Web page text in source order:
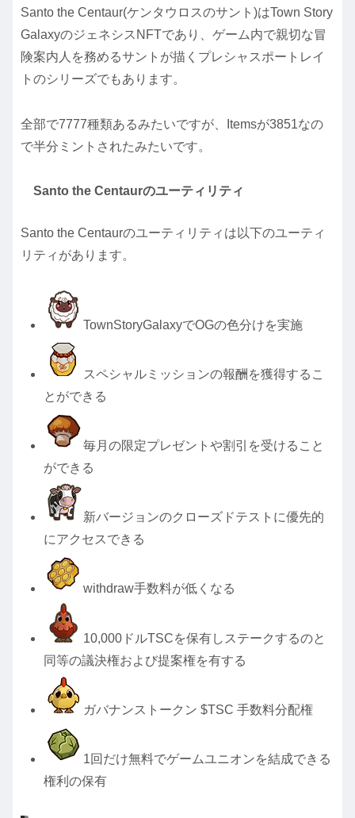
Santo the Centaur(ケンタウロスのサント)はTown Story
GalaxyのジェネシスNFTであり、ゲーム内で親切な冒
険案内人を務めるサントが描くプレシャスポートレイ
トのシリーズでもあります。
全部で7777種類あるみたいですが、Itemsが3851なの
で半分ミントされたみたいです。
Santo the Centaurのユーティリティ
Santo the Centaurのユーティリティは以下のユーティ
リティがあります。
TownStoryGalaxyでOGの色分けを実施
スペシャルミッションの報酬を獲得するこ
とができる
毎月の限定プレゼントや割引を受けること
ができる
新バージョンのクローズドテストに優先的
にアクセスできる
withdraw手数料が低くなる
10,000ドルTSCを保有しステークするのと
同等の議決権および提案権を有する
ガバナンストークン $TSC 手数料分配権
1回だけ無料でゲームユニオンを結成できる
権利の保有